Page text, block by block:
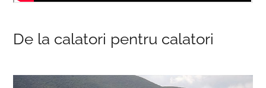
De la calatori pentru calatori